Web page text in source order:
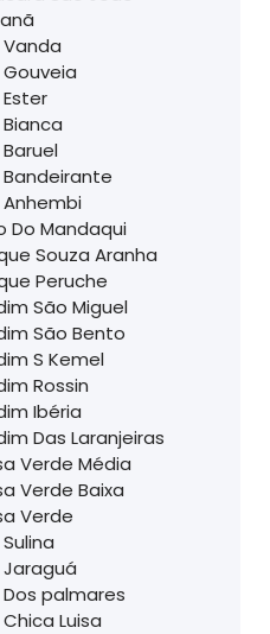
Do Mandaqui
Souza Aranha
Peruche
São Miguel
São Bento
S Kemel
Rossin
Ibéria
Das Laranjeiras
Verde Média
Verde Baixa
Verde
palmares
Luisa